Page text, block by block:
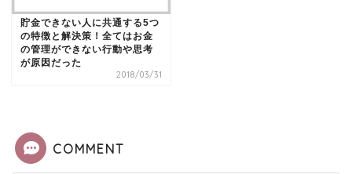
貯金できない人に共通する5つ
の特徴と解決策！全てはお金
の管理ができない行動や思考
が原因だった
2018/03/31
COMMENT